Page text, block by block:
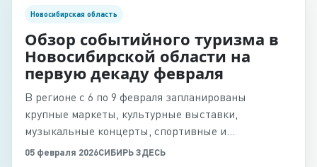
Новосибирская область
Обзор событийного туризма в
Новосибирской области на
первую декаду февраля
В регионе с 6 по 9 февраля запланированы
крупные маркеты, культурные выставки,
музыкальные концерты, спортивные и
экологические мероприятия.
05 февраля 2026СИБИРЬ ЗДЕСЬ